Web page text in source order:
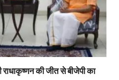
राधाकृष्णन की जीत से बीजेपी का